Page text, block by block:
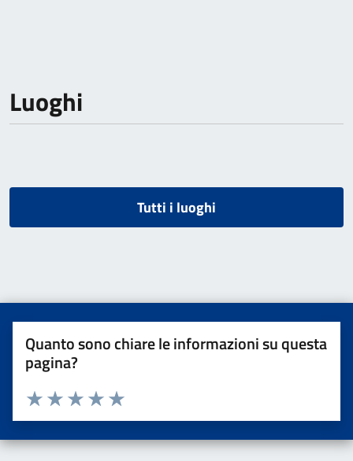
Luoghi
Tutti i luoghi
Quanto sono chiare le informazioni su questa
pagina?
Valuta da 1 a 5 stelle la pagina
Valuta 5 stelle su 5
Valuta 4 stelle su 5
Valuta 3 stelle su 5
Valuta 2 stelle su 5
Valuta una stella su 5